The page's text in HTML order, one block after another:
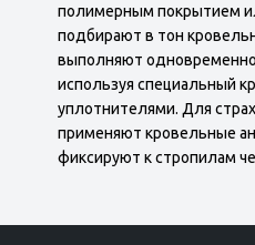
полимерным покрытием
подбирают в тон
выполняют
используя специальный
уплотнителями. Для
применяют кровельные
фиксируют к стропилам